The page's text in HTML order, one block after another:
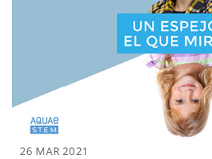
26 MAR 2021